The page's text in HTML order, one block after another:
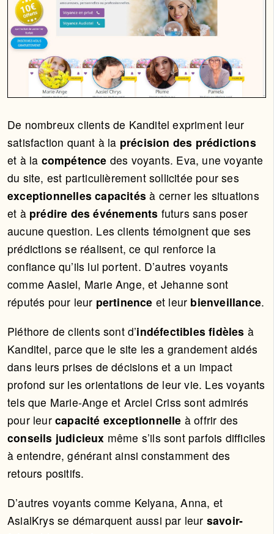
De nombreux clients de Kanditel expriment leur
satisfaction quant à la précision des prédictions
et à la compétence des voyants. Eva, une voyante
du site, est particulièrement sollicitée pour ses
exceptionnelles capacités à cerner les situations
et à prédire des événements futurs sans poser
aucune question. Les clients témoignent que ses
prédictions se réalisent, ce qui renforce la
confiance qu’ils lui portent. D’autres voyants
comme Aasiel, Marie Ange, et Jehanne sont
réputés pour leur pertinence et leur bienveillance.
Pléthore de clients sont d’indéfectibles fidèles à
Kanditel, parce que le site les a grandement aidés
dans leurs prises de décisions et a un impact
profond sur les orientations de leur vie. Les voyants
tels que Marie-Ange et Arciel Criss sont admirés
pour leur capacité exceptionnelle à offrir des
conseils judicieux même s’ils sont parfois difficiles
à entendre, générant ainsi constamment des
retours positifs.
D’autres voyants comme Kelyana, Anna, et
AsialKrys se démarquent aussi par leur savoir-